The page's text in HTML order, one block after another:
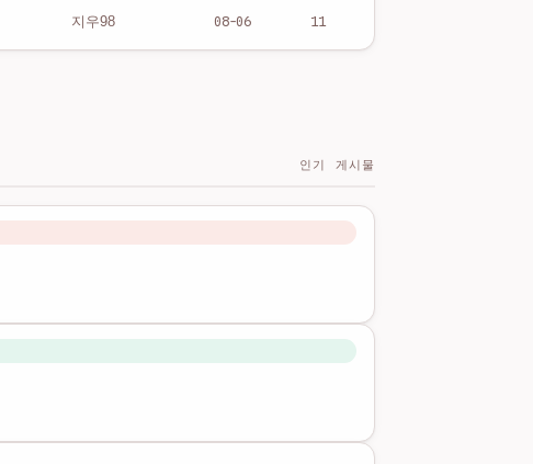
지우98 08-06 11
인기 게시물